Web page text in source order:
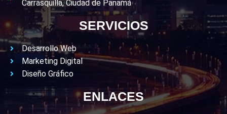
Carrasquilla, Ciudad de Panamá
SERVICIOS
Desarrollo Web
Marketing Digital
Diseño Gráfico
ENLACES